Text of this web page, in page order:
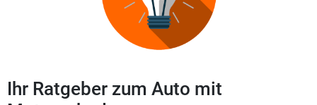
Ihr Ratgeber zum Auto mit